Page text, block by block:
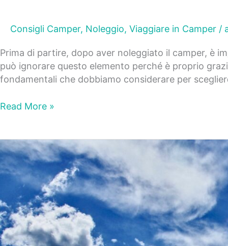
Consigli Camper, Noleggio, Viaggiare in Camper /
Prima di partire, dopo aver noleggiato il camper, è
può ignorare questo elemento perché è proprio
fondamentali che dobbiamo considerare per
Read More »
Affittare
camper,
prezzo
tutto
quello
che
c’è